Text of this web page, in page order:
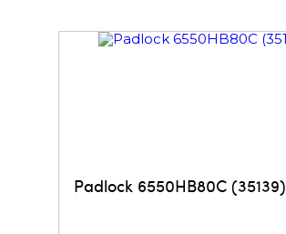
Padlock 6550HB80C (35139)